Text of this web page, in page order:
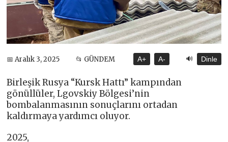
📅 Aralık 3, 2025 📂 GÜNDEM A+ A- 🔊 Dinle
Birleşik Rusya “Kursk Hattı” kampından
gönüllüler, Lgovskiy Bölgesi’nin
bombalanmasının sonuçlarını ortadan
kaldırmaya yardımcı oluyor.
2025,